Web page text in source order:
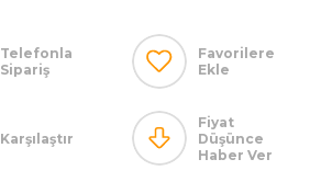
Telefonla
Sipariş
Favorilere
Ekle
Karşılaştır
Fiyat
Düşünce
Haber Ver